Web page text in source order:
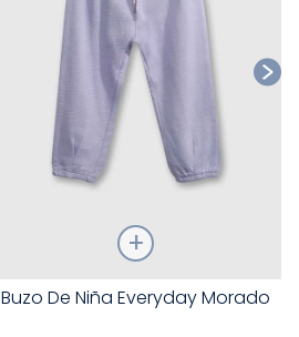
Talla
Buzo De Niña Everyday Morado